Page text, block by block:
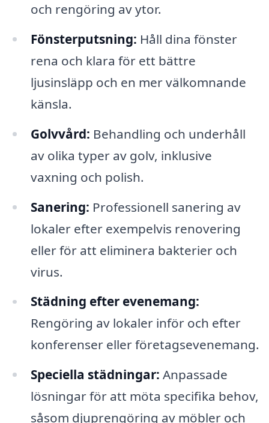
och rengöring av ytor.
Fönsterputsning: Håll dina fönster
rena och klara för ett bättre
ljusinsläpp och en mer välkomnande
känsla.
Golvvård: Behandling och underhåll
av olika typer av golv, inklusive
vaxning och polish.
Sanering: Professionell sanering av
lokaler efter exempelvis renovering
eller för att eliminera bakterier och
virus.
Städning efter evenemang:
Rengöring av lokaler inför och efter
konferenser eller företagsevenemang.
Speciella städningar: Anpassade
lösningar för att möta specifika behov,
såsom djuprengöring av möbler och